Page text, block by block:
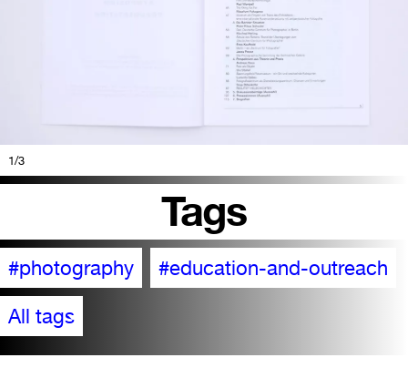
1/3
Tags
#photography #education-and-outreach
All tags